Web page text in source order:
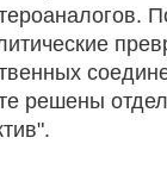
решены